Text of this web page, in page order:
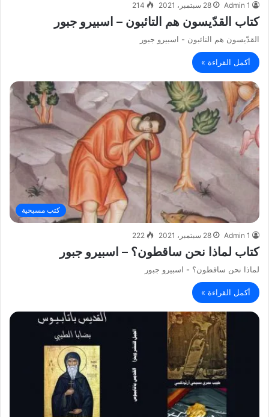
Admin 1 28 سبتمبر، 2021 214
كتاب القدّيسون هم التائبون – اسبيرو جبور
القدّيسون هم التائبون - اسبيرو جبور
أكمل القراءة »
كتب مسيحية
Admin 1 28 سبتمبر، 2021 222
كتاب لماذا نحن ساقطون؟ – اسبيرو جبور
لماذا نحن ساقطون؟ - اسبيرو جبور
أكمل القراءة »